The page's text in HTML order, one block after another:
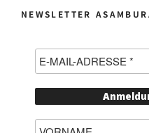
NEWSLETTER